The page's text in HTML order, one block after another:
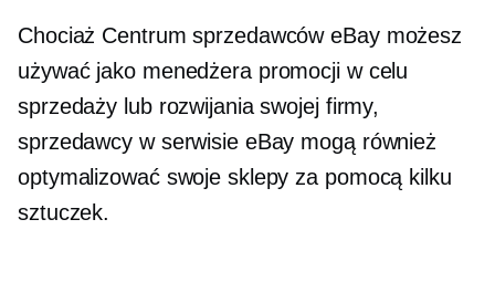
Chociaż Centrum sprzedawców eBay możesz
używać jako menedżera promocji w celu
sprzedaży lub rozwijania swojej firmy,
sprzedawcy w serwisie eBay mogą również
optymalizować swoje sklepy za pomocą kilku
sztuczek.